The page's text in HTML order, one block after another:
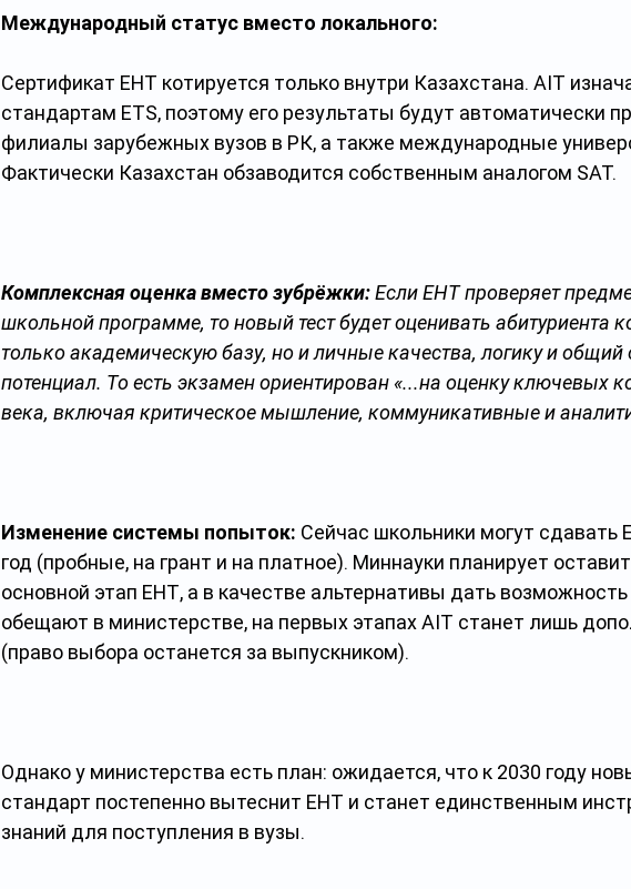
Международный статус вместо локального:
Сертификат ЕНТ котируется только внутри Казахстана. AIT
стандартам ETS, поэтому его результаты будут автоматически
филиалы зарубежных вузов в РК, а также международные
Фактически Казахстан обзаводится собственным аналогом SAT.
Комплексная оценка вместо зубрёжки: Если ЕНТ проверяет
школьной программе, то новый тест будет оценивать абитуриента
только академическую базу, но и личные качества, логику и
потенциал. То есть экзамен ориентирован «...на оценку ключевых
века, включая критическое мышление, коммуникативные и
Изменение системы попыток: Сейчас школьники могут сдавать
год (пробные, на грант и на платное). Миннауки планирует
основной этап ЕНТ, а в качестве альтернативы дать
обещают в министерстве, на первых этапах AIT станет лишь
(право выбора останется за выпускником).
Однако у министерства есть план: ожидается, что к 2030 году
стандарт постепенно вытеснит ЕНТ и станет единственным
знаний для поступления в вузы.